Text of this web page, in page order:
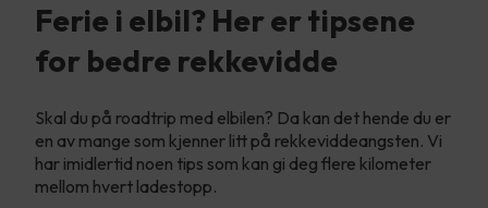
Ferie i elbil? Her er tipsene
for bedre rekkevidde
Skal du på roadtrip med elbilen? Da kan det hende du er
en av mange som kjenner litt på rekkeviddeangsten. Vi
har imidlertid noen tips som kan gi deg flere kilometer
mellom hvert ladestopp.